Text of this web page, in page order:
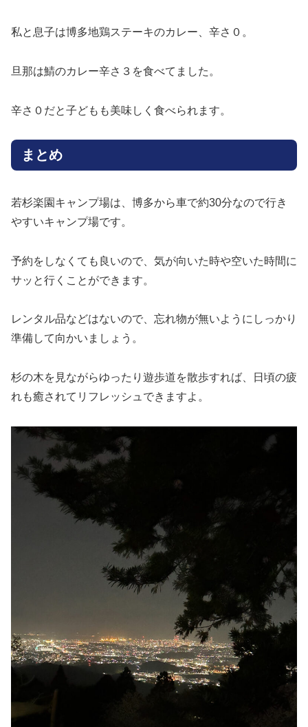
私と息子は博多地鶏ステーキのカレー、辛さ０。
旦那は鯖のカレー辛さ３を食べてました。
辛さ０だと子どもも美味しく食べられます。
まとめ
若杉楽園キャンプ場は、博多から車で約30分なので行き
やすいキャンプ場です。
予約をしなくても良いので、気が向いた時や空いた時間に
サッと行くことができます。
レンタル品などはないので、忘れ物が無いようにしっかり
準備して向かいましょう。
杉の木を見ながらゆったり遊歩道を散歩すれば、日頃の疲
れも癒されてリフレッシュできますよ。